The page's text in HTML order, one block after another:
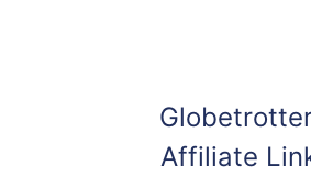
Affiliate